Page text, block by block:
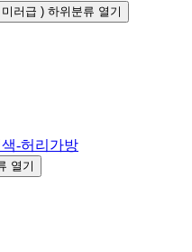
러급 ) 하위분류 열기
-허리가방
열기